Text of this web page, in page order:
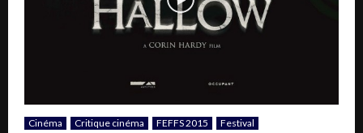
Cinéma Critique cinéma FEFFS 2015 Festival